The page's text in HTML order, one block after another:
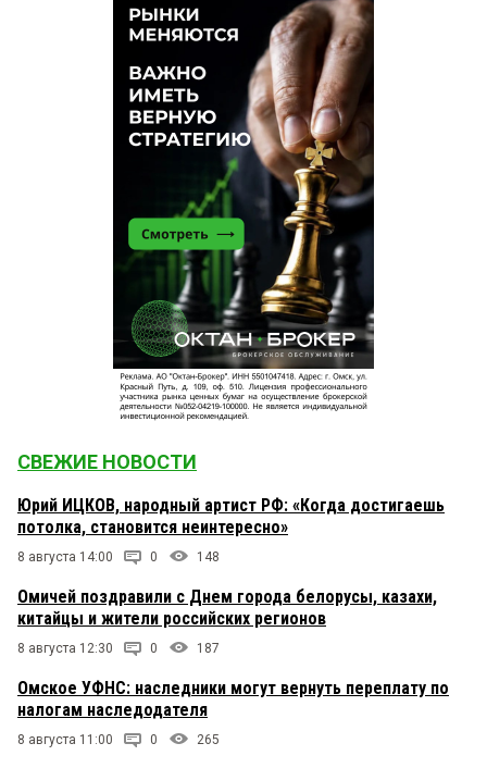
СВЕЖИЕ НОВОСТИ
Юрий ИЦКОВ, народный артист РФ: «Когда достигаешь
потолка, становится неинтересно»
8 августа 14:00 0 148
Омичей поздравили с Днем города белорусы, казахи,
китайцы и жители российских регионов
8 августа 12:30 0 187
Омское УФНС: наследники могут вернуть переплату по
налогам наследодателя
8 августа 11:00 0 265